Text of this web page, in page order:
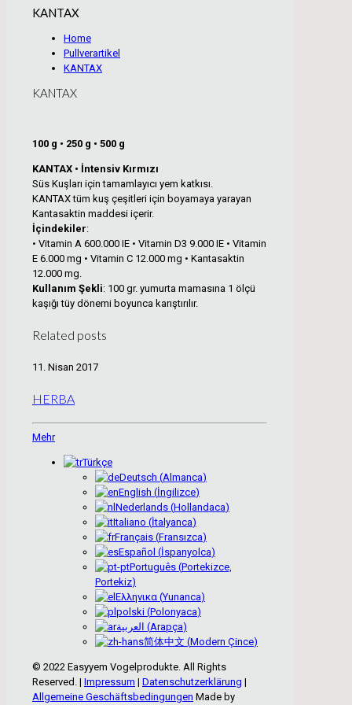
KANTAX
Home
Pullverartikel
KANTAX
KANTAX
100 g • 250 g • 500 g
KANTAX • İntensiv Kırmızı
Süs Kuşları için tamamlayıcı yem katkısı.
KANTAX tüm kuş çeşitleri için boyamaya yarayan
Kantasaktin maddesi içerir.
İçindekiler:
• Vitamin A 600.000 IE • Vitamin D3 9.000 IE • Vitamin
E 6.000 mg • Vitamin C 12.000 mg • Kantasaktin
12.000 mg.
Kullanım Şekli: 100 gr. yumurta mamasına 1 ölçü
kaşığı tüy dönemi boyunca karıştırılır.
Related posts
11. Nisan 2017
HERBA
Mehr
Türkçe
Deutsch (Almanca)
English (İngilizce)
Nederlands (Hollandaca)
Italiano (İtalyanca)
Français (Fransızca)
Español (İspanyolca)
Português (Portekizce,
Portekiz)
Ελληνικα (Yunanca)
polski (Polonyaca)
العربية (Arapça)
简体中文 (Modern Çince)
© 2022 Easyyem Vogelprodukte. All Rights
Reserved. | Impressum | Datenschutzerklärung |
Allgemeine Geschäftsbedingungen Made by